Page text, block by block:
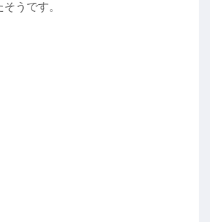
うです。